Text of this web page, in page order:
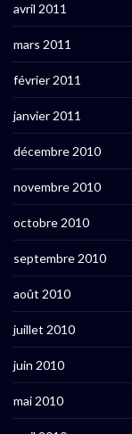
avril 2011
mars 2011
février 2011
janvier 2011
décembre 2010
novembre 2010
octobre 2010
septembre 2010
août 2010
juillet 2010
juin 2010
mai 2010